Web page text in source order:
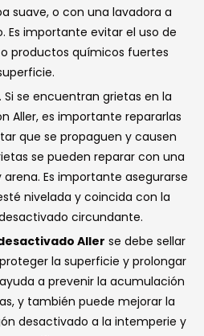
suave, o con una lavadora a
Es importante evitar el uso de
productos químicos fuertes
se encuentran grietas en la
Aller, es importante repararlas
que se propaguen y causen
se pueden reparar con una
Es importante asegurarse
nivelada y coincida con la
circundante.
Aller se debe sellar
la superficie y prolongar
a prevenir la acumulación
y también puede mejorar la
desactivado a la intemperie y